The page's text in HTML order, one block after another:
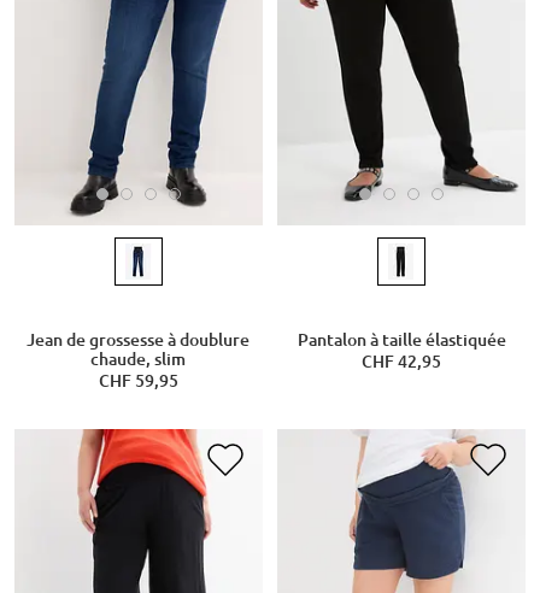
Jean de grossesse à doublure
chaude, slim
CHF 59,95
Pantalon à taille élastiquée
CHF 42,95